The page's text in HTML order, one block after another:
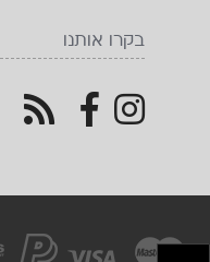
בקרו אותנו